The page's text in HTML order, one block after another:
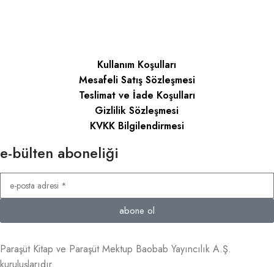
Kullanım Koşulları
Mesafeli Satış Sözleşmesi
Teslimat ve İade Koşulları
Gizlilik Sözleşmesi
KVKK Bilgilendirmesi
e-bülten aboneliği
abone ol
Paraşüt Kitap ve Paraşüt Mektup Baobab Yayıncılık A.Ş.